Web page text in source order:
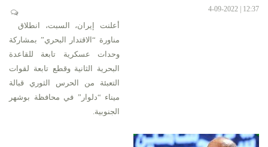
12:37 | 4-09-2022
أعلنت إيران، السبت، انطلاق
مناورة “الاقتدار البحري” بمشاركة
وحدات عسكرية تابعة للقاعدة
البحرية الثانية وقطع تابعة لقوات
التعبئة من الحرس الثوري قبالة
ميناء “دلوار” في محافظة بوشهر
الجنوبية.